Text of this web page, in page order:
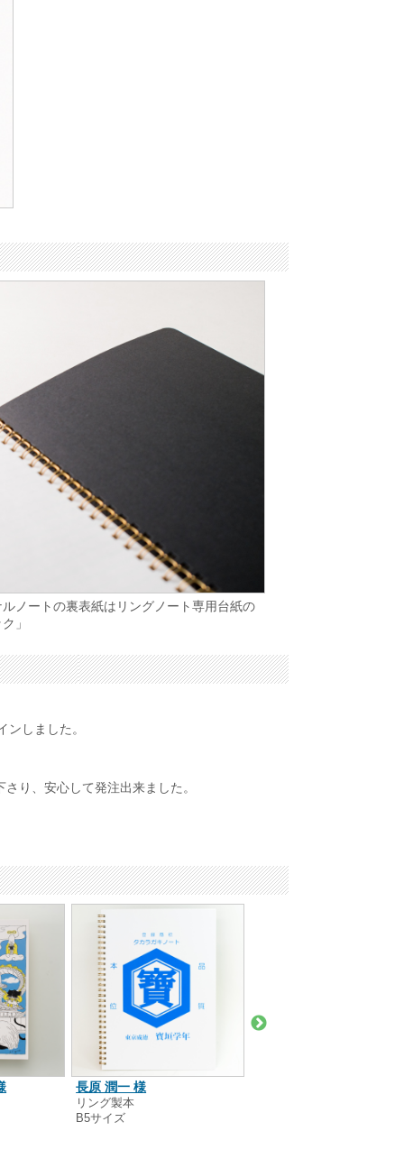
ノートの裏表紙はリングノート専用台紙の
」
しました。
り、安心して発注出来ました。
長原 潤一 様
リング製本
B5サイズ